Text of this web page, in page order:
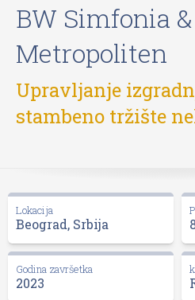
BW Simfonia &
Metropoliten
Upravljanje
stambeno tržište
Lokacija
Beograd, Srbija
Godina završetka
2023